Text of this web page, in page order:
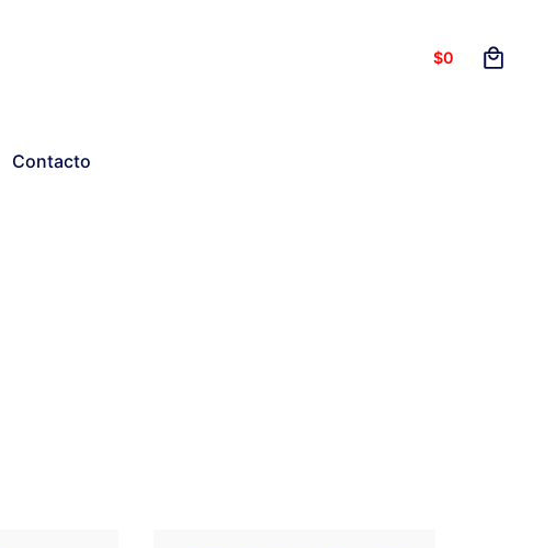
$0
Contacto